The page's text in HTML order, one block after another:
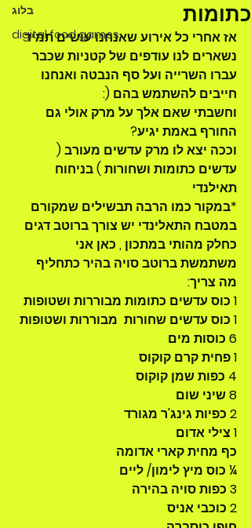
בלוג
digital food games
כתומות
אז אחרי כל אירוע שאנחנו עושים תמיד
נשארים לנו עודפים של קטניות שכבר
עברו השרייה ועל סף הנבטה ואנחנו
חייבים להשתמש בהם (:
וחשבתי שאם אלך על מרק אולי גם
החורף באמת יגיע?
וככה יצא לו מרק עדשים מעורב (
עדשים כתומות ושחורות ) בניחוח
תאילנדי
*במקור כמו הרבה תבשילים שמקורם
במטבח התאלינדי יש צורך ברוטב דגים
כחלק מהותי במתכון , כאן אני
משתמשת ברוטב סויה בהיר כתחליף
מה צריך:
1 כוס עדשים כתומות מבוררות ושטופות
1 כוס עדשים שחורות  מבוררות ושטופות
6 כוסות מים
1 פחית קרם קוקוס
4 כפות שמן קוקוס
8 שיני שום
2 כפיות גינג'ר מגורד
1 צילי אדום
כף מחית קארי אדומה
¼ כוס מיץ לימון/ ליים
3 כפות סויה בהירה
2 כוכבי אניס